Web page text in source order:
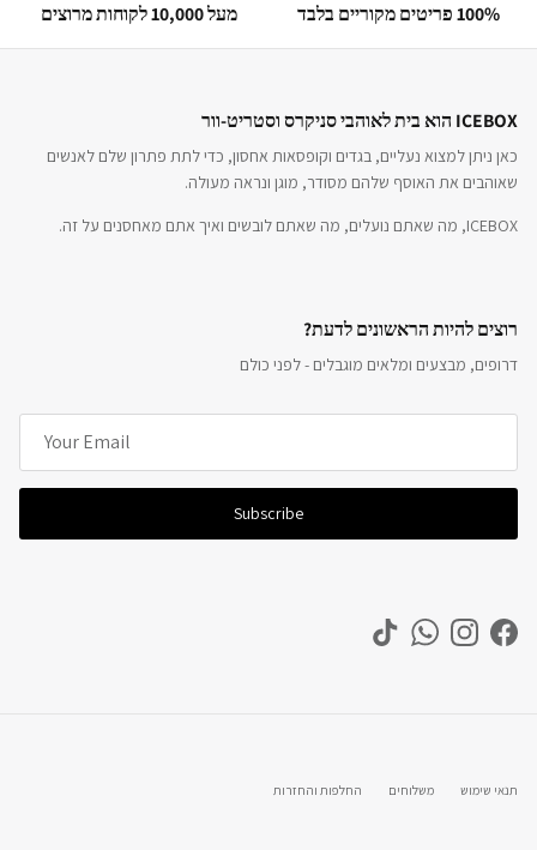
100% פריטים מקוריים בלבד מעל 10,000 לקוחות מרוצים
ICEBOX הוא בית לאוהבי סניקרס וסטריט-וור
כאן ניתן למצוא נעליים, בגדים וקופסאות אחסון, כדי לתת פתרון שלם לאנשים
שאוהבים את האוסף שלהם מסודר, מוגן ונראה מעולה.
ICEBOX, מה שאתם נועלים, מה שאתם לובשים ואיך אתם מאחסנים על זה.
רוצים להיות הראשונים לדעת?
דרופים, מבצעים ומלאים מוגבלים - לפני כולם
Subscribe
Facebook
Instagram
WhatsApp
TikTok
תנאי שימוש משלוחים החלפות והחזרות